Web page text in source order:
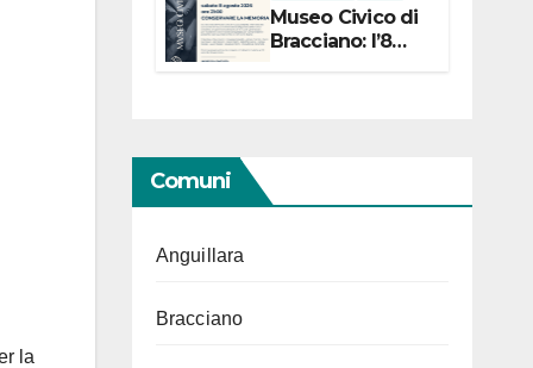
la
Museo Civico di
Bracciano: l’8
Comuni
Anguillara
Bracciano